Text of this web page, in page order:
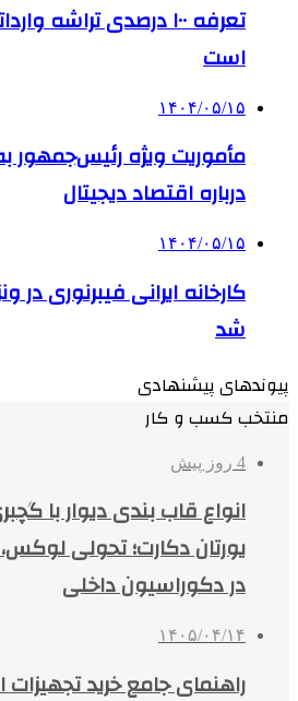
تعرفه ۱۰۰ درصدی تراشه
است
۱۴۰۴/۰۵/۱۵
مأموریت ویژه رئیس‌جمهور
درباره اقتصاد دیجیتال
۱۴۰۴/۰۵/۱۵
کارخانه ایرانی فیبرنوری در
شد
پیوندهای پیشنهادی
منتخب کسب و کار
4 روز پیش
انواع قاب بندی دیوار با
یورتان دکارت؛ تحولی
در دکوراسیون داخلی
۱۴۰۵/۰۴/۱۴
راهنمای جامع خرید تجهیزات